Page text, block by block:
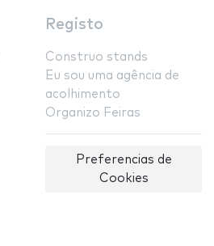
Registo
Construo stands
Eu sou uma agência de
acolhimento
Organizo Feiras
Preferencias de
Cookies